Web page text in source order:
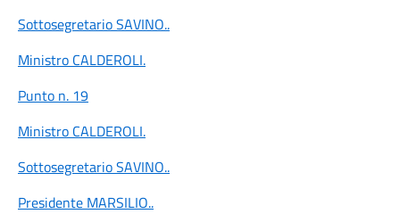
Sottosegretario SAVINO..
Ministro CALDEROLI.
Punto n. 19
Ministro CALDEROLI.
Sottosegretario SAVINO..
Presidente MARSILIO..